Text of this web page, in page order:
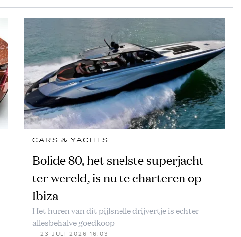
CARS & YACHTS
Bolide 80, het snelste superjacht
ter wereld, is nu te charteren op
Ibiza
Het huren van dit pijlsnelle drijvertje is echter
allesbehalve goedkoop
23 JULI 2026 16:03